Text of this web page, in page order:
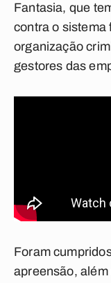
Fantasia, que
contra o sistema
organização
gestores das
Foram
apreensão,